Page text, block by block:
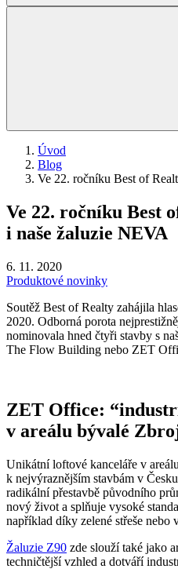
Úvod
Blog
Ve 22. ročníku Best of
Ve 22. ročníku Best
i naše žaluzie NEVA
6. 11. 2020
Produktové novinky
Soutěž Best of Realty zahájila
2020. Odborná porota
nominovala hned čtyři stavby s
The Flow Building nebo ZET
ZET Office:
v areálu bývalé
Unikátní loftové kanceláře v
k nejvýraznějším stavbám v
radikální přestavbě původního
nový život a splňuje vysoké
například díky zelené střeše
Žaluzie Z90 zde slouží také jako
techničtější vzhled a dotváří